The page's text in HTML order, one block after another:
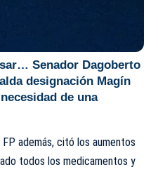
Senador Dagoberto
designación Magín
de una
además, citó los aumentos
todos los medicamentos y